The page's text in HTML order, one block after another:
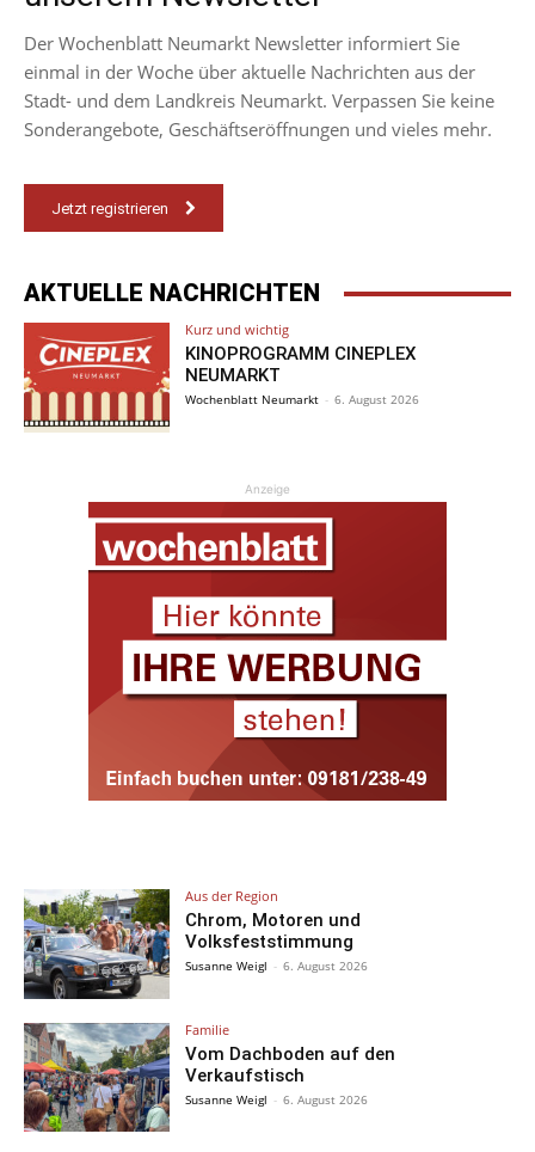
Der Wochenblatt Neumarkt Newsletter informiert Sie
einmal in der Woche über aktuelle Nachrichten aus der
Stadt- und dem Landkreis Neumarkt. Verpassen Sie keine
Sonderangebote, Geschäftseröffnungen und vieles mehr.
Jetzt registrieren
AKTUELLE NACHRICHTEN
Kurz und wichtig
KINOPROGRAMM CINEPLEX
NEUMARKT
Wochenblatt Neumarkt - 6. August 2026
Anzeige
Aus der Region
Chrom, Motoren und
Volksfeststimmung
Susanne Weigl - 6. August 2026
Familie
Vom Dachboden auf den
Verkaufstisch
Susanne Weigl - 6. August 2026